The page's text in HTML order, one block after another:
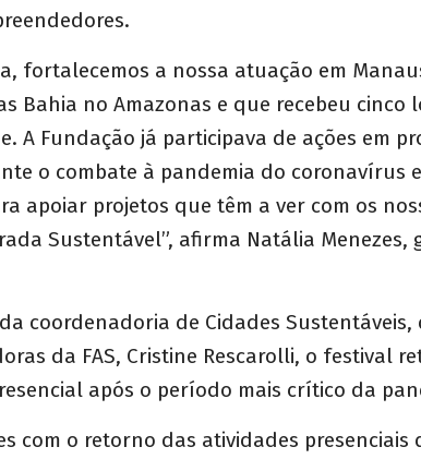
fortalecemos a nossa atuação em
Bahia no Amazonas e que recebeu cinco
A Fundação já participava de ações em
o combate à pandemia do coronavírus
apoiar projetos que têm a ver com os
Sustentável”, afirma Natália Menezes,
coordenadoria de Cidades Sustentáveis,
da FAS, Cristine Rescarolli, o festival
após o período mais crítico da
com o retorno das atividades presenciais